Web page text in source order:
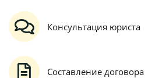
Консультация юриста
Составление договора